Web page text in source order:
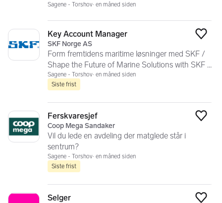
Manger.
Sagene - Torshov en måned siden
Key Account Manager
SKF Norge AS
Form fremtidens maritime løsninger med SKF /
Shape the Future of Marine Solutions with SKF –
Key Account Manager
Sagene - Torshov en måned siden
Siste frist
Ferskvaresjef
Coop Mega Sandaker
Vil du lede en avdeling der matglede står i
sentrum?
Sagene - Torshov en måned siden
Siste frist
Selger